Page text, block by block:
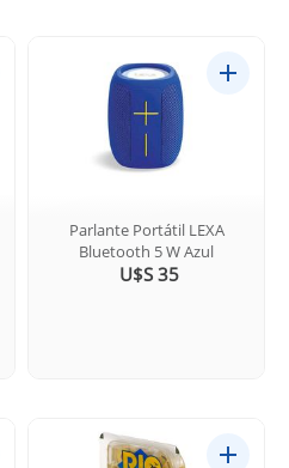
Parlante Portátil LEXA
Bluetooth 5 W Azul
U$S 35